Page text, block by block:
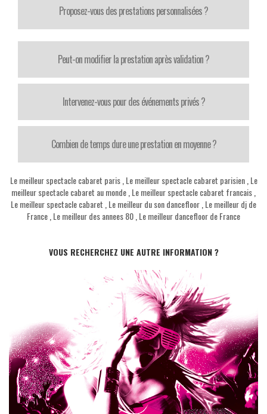
Proposez-vous des prestations personnalisées ?
Peut-on modifier la prestation après validation ?
Intervenez-vous pour des événements privés ?
Combien de temps dure une prestation en moyenne ?
Le meilleur spectacle cabaret paris, Le meilleur spectacle cabaret parisien, Le
meilleur spectacle cabaret au monde Le meilleur spectacle cabaret francais
Le meilleur spectacle cabaret Le meilleur du son dancefloor Le meilleur dj de
France Le meilleur des annees 80 Le meilleur dancefloor de France
VOUS RECHERCHEZ UNE AUTRE INFORMATION ?